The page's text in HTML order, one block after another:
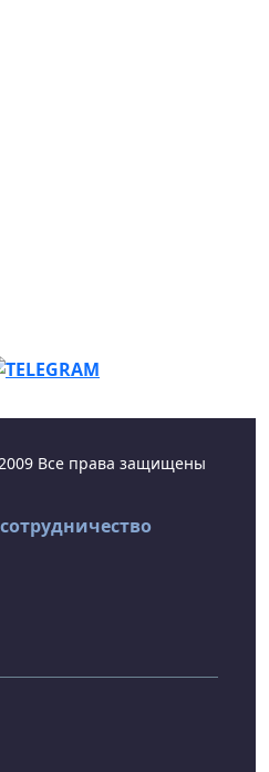
Все права защищены